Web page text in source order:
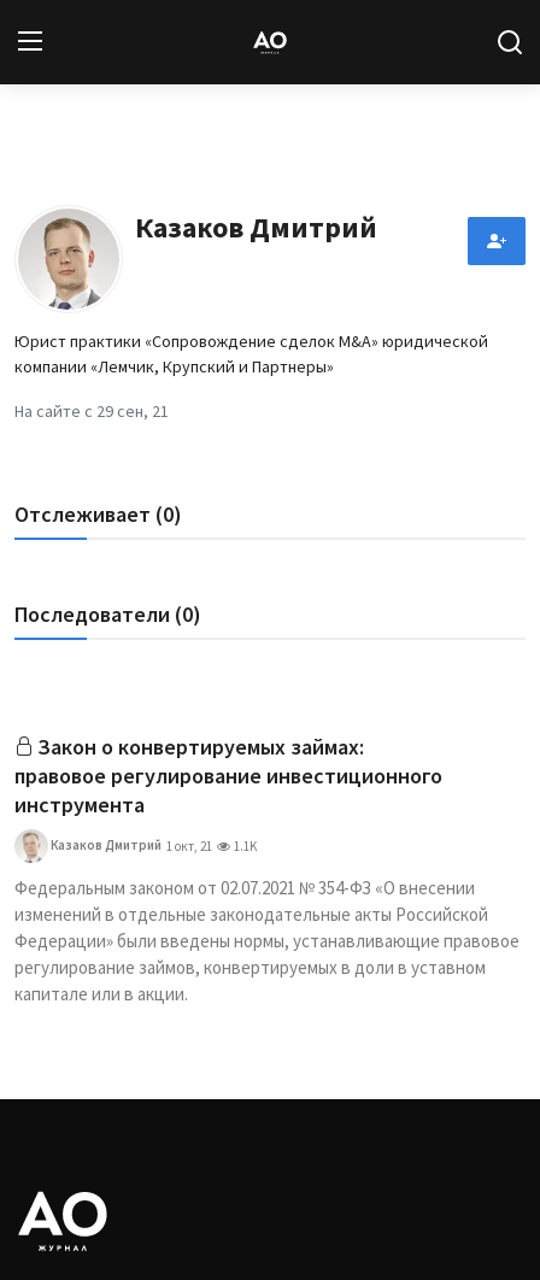
Новости
Статьи
Казаков Дмитрий
Юрист практики «Сопровождение сделок M&A» юридической
компании «Лемчик, Крупский и Партнеры»
На сайте с 29 сен, 21
Отслеживает (0)
Последователи (0)
Закон о конвертируемых займах:
правовое регулирование инвестиционного
инструмента
Казаков Дмитрий 1 окт, 21 1.1K
Федеральным законом от 02.07.2021 № 354-ФЗ «О внесении
изменений в отдельные законодательные акты Российской
Федерации» были введены нормы, устанавливающие правовое
регулирование займов, конвертируемых в доли в уставном
капитале или в акции.